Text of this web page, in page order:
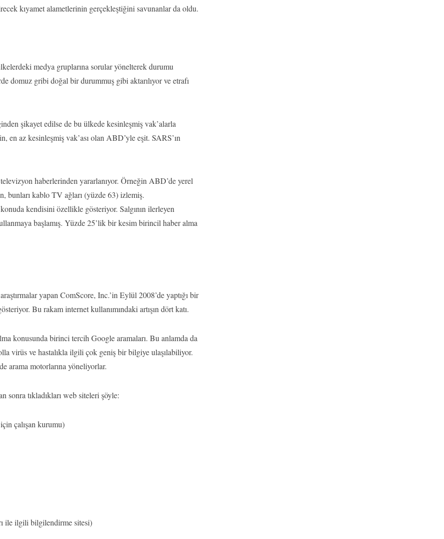
kıyamet alametlerinin gerçekleştiğini savunanlar da oldu.
medya gruplarına sorular yönelterek durumu
domuz gribi doğal bir durummuş gibi aktarılıyor ve etrafı
şikayet edilse de bu ülkede kesinleşmiş vak’alarla
en az kesinleşmiş vak’ası olan ABD’yle eşit. SARS’ın
haberlerinden yararlanıyor. Örneğin ABD’de yerel
bunları kablo TV ağları (yüzde 63) izlemiş.
kendisini özellikle gösteriyor. Salgının ilerleyen
başlamış. Yüzde 25’lik bir kesim birincil haber alma
yapan ComScore, Inc.’in Eylül 2008’de yaptığı bir
Bu rakam internet kullanımındaki artışın dört katı.
konusunda birinci tercih Google aramaları. Bu anlamda da
virüs ve hastalıkla ilgili çok geniş bir bilgiye ulaşılabiliyor.
arama motorlarına yöneliyorlar.
sonra tıkladıkları web siteleri şöyle:
çalışan kurumu)
ile ilgili bilgilendirme sitesi)